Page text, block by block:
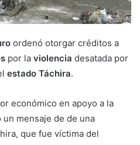
ordenó otorgar créditos a
por la violencia desatada por
estado Táchira.
económico en apoyo a la
mensaje de de una
que fue víctima del